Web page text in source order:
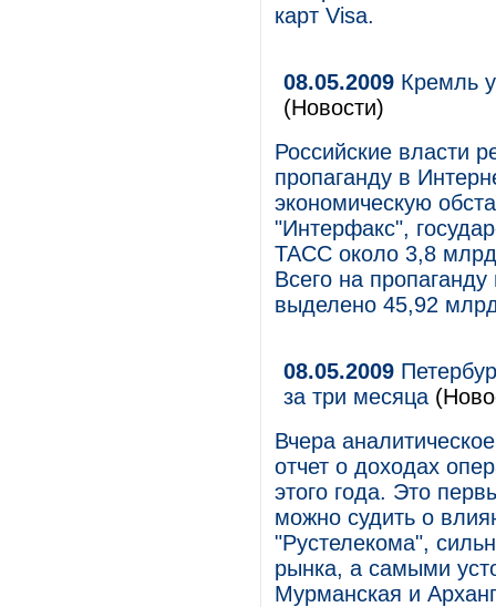
карт Visa.
08.05.2009 Кремль
(Новости)
Российские власти
пропаганду в
экономическую
"Интерфакс",
ТАСС около 3,8
Всего на
выделено 45,92
08.05.2009
за три месяца
Вчера
отчет о доходах
этого года. Это
можно судить о
"Рустелекома",
рынка, а самыми
Мурманская и